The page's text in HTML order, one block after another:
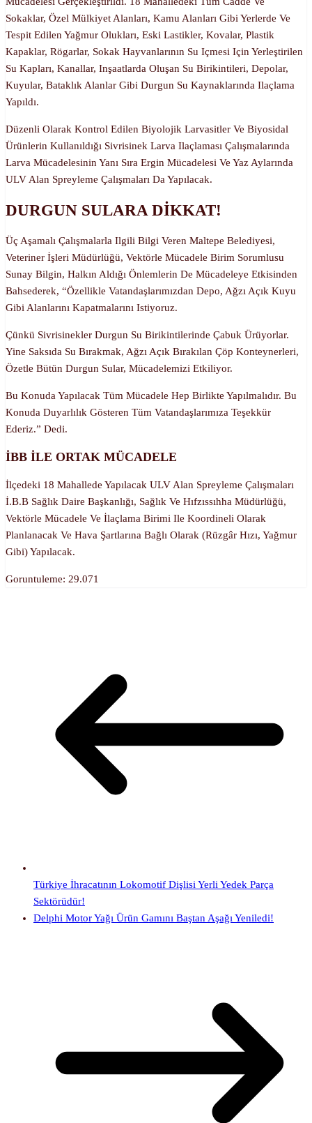
Sokaklar, Özel Mülkiyet Alanları, Kamu Alanları Gibi Yerlerde Ve
Tespit Edilen Yağmur Olukları, Eski Lastikler, Kovalar, Plastik
Kapaklar, Rögarlar, Sokak Hayvanlarının Su Içmesi Için Yerleştirilen
Su Kapları, Kanallar, Inşaatlarda Oluşan Su Birikintileri, Depolar,
Kuyular, Bataklık Alanlar Gibi Durgun Su Kaynaklarında Ilaçlama
Yapıldı.
Düzenli Olarak Kontrol Edilen Biyolojik Larvasitler Ve Biyosidal
Ürünlerin Kullanıldığı Sivrisinek Larva Ilaçlaması Çalışmalarında
Larva Mücadelesinin Yanı Sıra Ergin Mücadelesi Ve Yaz Aylarında
ULV Alan Spreyleme Çalışmaları Da Yapılacak.
DURGUN SULARA DİKKAT!
Üç Aşamalı Çalışmalarla Ilgili Bilgi Veren Maltepe Belediyesi,
Veteriner İşleri Müdürlüğü, Vektörle Mücadele Birim Sorumlusu
Sunay Bilgin, Halkın Aldığı Önlemlerin De Mücadeleye Etkisinden
Bahsederek, “Özellikle Vatandaşlarımızdan Depo, Ağzı Açık Kuyu
Gibi Alanlarını Kapatmalarını Istiyoruz.
Çünkü Sivrisinekler Durgun Su Birikintilerinde Çabuk Ürüyorlar.
Yine Saksıda Su Bırakmak, Ağzı Açık Bırakılan Çöp Konteynerleri,
Özetle Bütün Durgun Sular, Mücadelemizi Etkiliyor.
Bu Konuda Yapılacak Tüm Mücadele Hep Birlikte Yapılmalıdır. Bu
Konuda Duyarlılık Gösteren Tüm Vatandaşlarımıza Teşekkür
Ederiz.” Dedi.
İBB İLE ORTAK MÜCADELE
İlçedeki 18 Mahallede Yapılacak ULV Alan Spreyleme Çalışmaları
İ.B.B Sağlık Daire Başkanlığı, Sağlık Ve Hıfzıssıhha Müdürlüğü,
Vektörle Mücadele Ve İlaçlama Birimi Ile Koordineli Olarak
Planlanacak Ve Hava Şartlarına Bağlı Olarak (rüzgâr Hızı, Yağmur
Gibi) Yapılacak.
Goruntuleme: 29.071
Türkiye İhracatının Lokomotif Dişlisi Yerli Yedek Parça
Sektörüdür!
Delphi Motor Yağı Ürün Gamını Baştan Aşağı Yeniledi!